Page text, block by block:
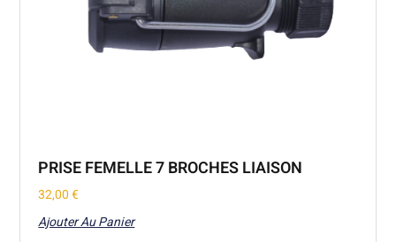
PRISE FEMELLE 7 BROCHES LIAISON
32,00€
Ajouter Au Panier